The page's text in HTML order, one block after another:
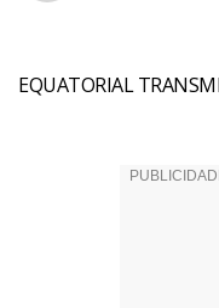
EQUATORIAL